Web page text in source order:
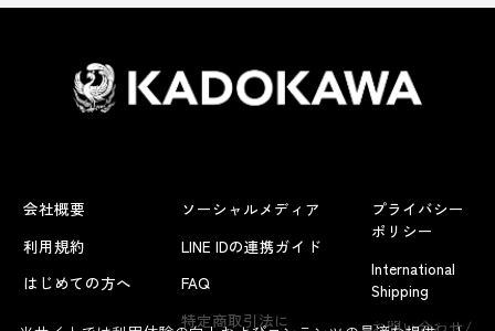
よくあるお問い合わせ
会社概要
利用規約
はじめての方へ
ソーシャルメディア
LINE IDの連携ガイド
FAQ
特定商取引法に
プライバシー
ポリシー
International
Shipping